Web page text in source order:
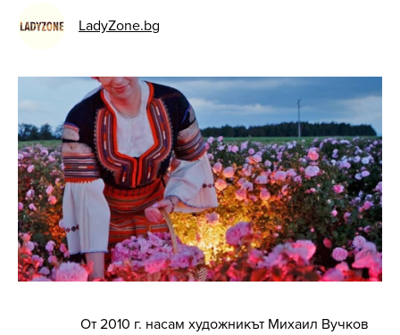
LadyZone.bg
От 2010 г. насам художникът Михаил Вучков